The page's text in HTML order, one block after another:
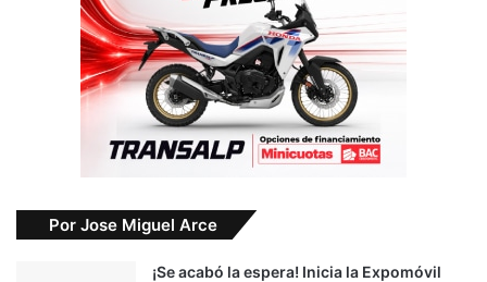
Por Jose Miguel Arce
¡Se acabó la espera! Inicia la Expomóvil